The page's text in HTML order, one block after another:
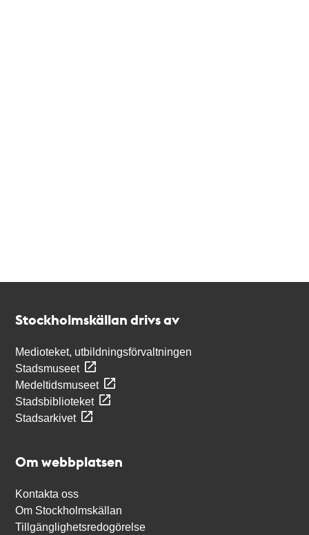
Stockholmskällan drivs av
Medioteket, utbildningsförvaltningen
Stadsmuseet
Medeltidsmuseet
Stadsbiblioteket
Stadsarkivet
Om webbplatsen
Kontakta oss
Om Stockholmskällan
Tillgänglighetsredogörelse